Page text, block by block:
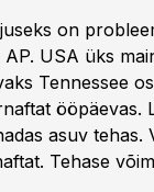
on
USA üks
Tennessee
ööpäevas.
asuv
Tehase